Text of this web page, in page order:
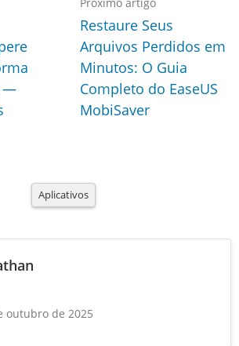
—
Restaure Seus
Arquivos Perdidos em
Minutos: O Guia
Completo do EaseUS
MobiSaver
Aplicativos
outubro de 2025